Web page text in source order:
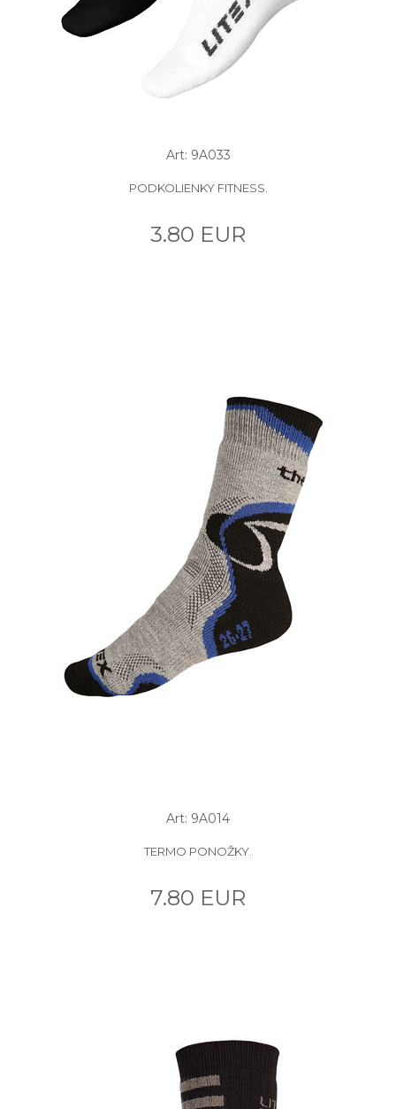
Art: 9A033
PODKOLIENKY FITNESS.
3.80 EUR
Art: 9A014
TERMO PONOŽKY.
7.80 EUR